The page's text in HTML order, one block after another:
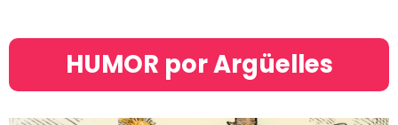
HUMOR por Argüelles​